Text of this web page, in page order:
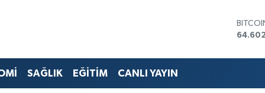
SAĞLIK EĞİTİM CANLI YAYIN